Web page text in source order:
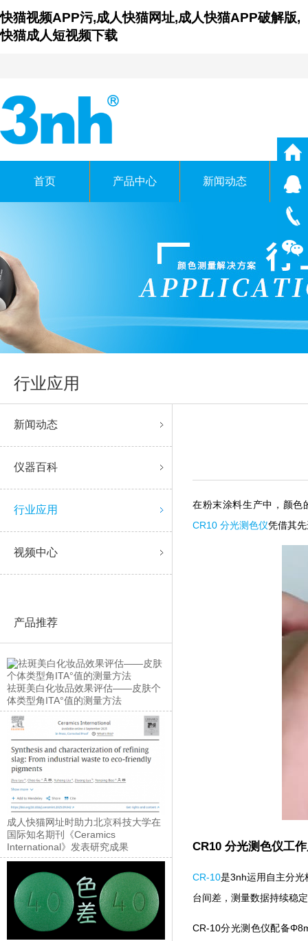
快猫视频APP污,成人快猫网址,成人快猫APP破解版,
快猫成人短视频下载
广东成人快猫网址时科技有
GUANGDONG THREENH
首页 产品中心 新闻动态
行业应用
新闻动态
仪器百科
行业应用
视频中心
产品推荐
祛斑美白化妆品效果评估——皮肤个
体类型角ITA°值的测量方法
成人快猫网址时助力北京科技大学在
国际知名期刊《Ceramics
International》发表研究成果
在粉末涂料生产中，颜
CR10 分光测色仪凭借其先
CR10 分光测色仪工
CR-10是3nh运用自主分光核
台间差，测量数据持续稳定
CR-10分光测色仪配备Φ8mm/